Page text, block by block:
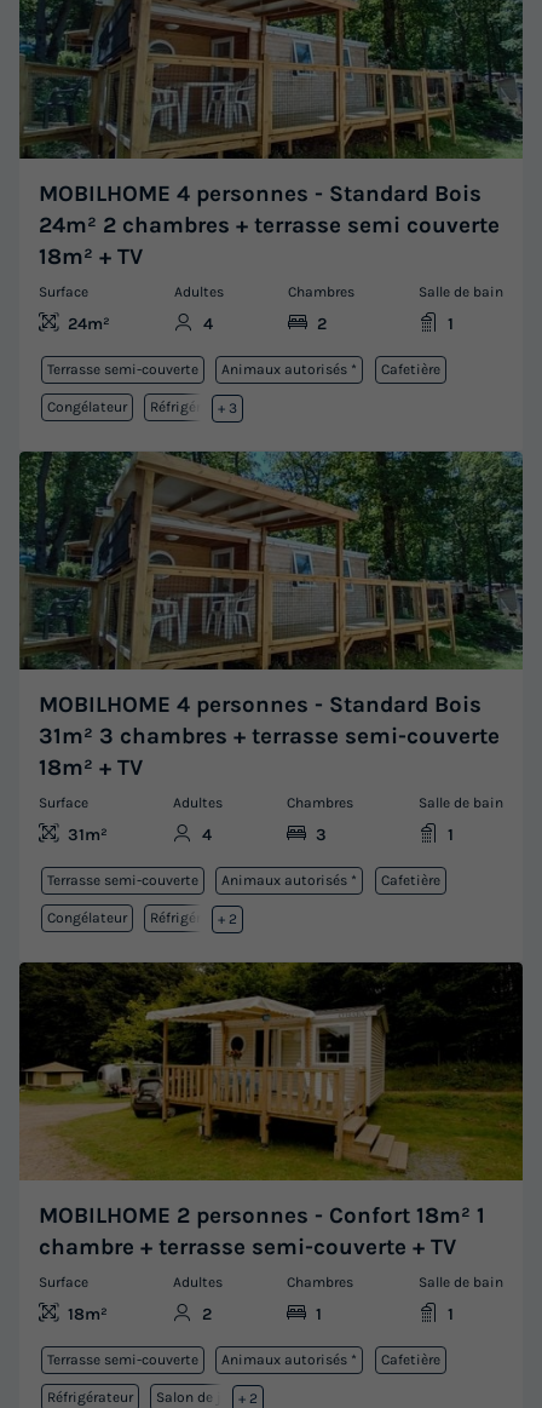
MOBILHOME 4 personnes - Standard Bois
24m² 2 chambres + terrasse semi couverte
18m² + TV
Surface
24m²
Adultes
4
Chambres
2
Salle de bain
1
Terrasse semi-couverte Animaux autorisés * Cafetière
Congélateur Réfrigérateur
+ 3
MOBILHOME 4 personnes - Standard Bois
31m² 3 chambres + terrasse semi-couverte
18m² + TV
Surface
31m²
Adultes
4
Chambres
3
Salle de bain
1
Terrasse semi-couverte Animaux autorisés * Cafetière
Congélateur Réfrigérateur
+ 2
MOBILHOME 2 personnes - Confort 18m² 1
chambre + terrasse semi-couverte + TV
Surface
18m²
Adultes
2
Chambres
1
Salle de bain
1
Terrasse semi-couverte Animaux autorisés * Cafetière
Réfrigérateur Salon de jardin
+ 2